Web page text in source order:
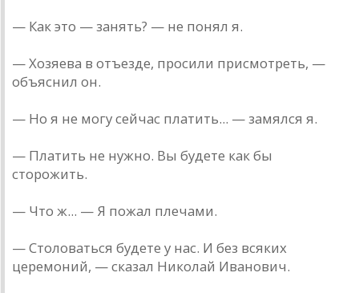
— Как это — занять? — не понял я.
— Хозяева в отъезде, просили присмотреть, —
объяснил он.
— Но я не могу сейчас платить... — замялся я.
— Платить не нужно. Вы будете как бы
сторожить.
— Что ж... — Я пожал плечами.
— Столоваться будете у нас. И без всяких
церемоний, — сказал Николай Иванович.